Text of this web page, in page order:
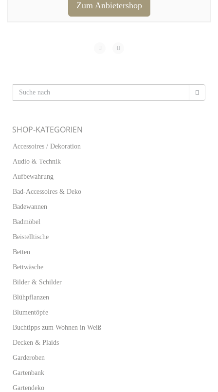
Zum Anbietershop
SHOP-KATEGORIEN
Accessoires / Dekoration
Audio & Technik
Aufbewahrung
Bad-Accessoires & Deko
Badewannen
Badmöbel
Beistelltische
Betten
Bettwäsche
Bilder & Schilder
Blühpflanzen
Blumentöpfe
Buchtipps zum Wohnen in Weiß
Decken & Plaids
Garderoben
Gartenbank
Gartendeko